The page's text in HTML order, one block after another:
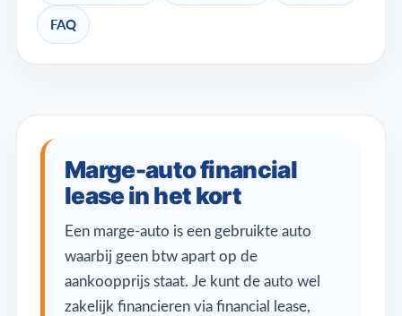
FAQ
Marge-auto financial
lease in het kort
Een marge-auto is een gebruikte auto
waarbij geen btw apart op de
aankoopprijs staat. Je kunt de auto wel
zakelijk financieren via financial lease,